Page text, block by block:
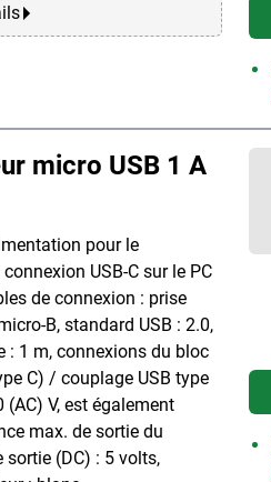
micro USB 1 A
pour le
USB-C sur le PC
de connexion : prise
B, standard USB : 2.0,
: 1 m, connexions du bloc
C) / couplage USB type
(AC) V, est également
max. de sortie du
sortie (DC) : 5 volts,